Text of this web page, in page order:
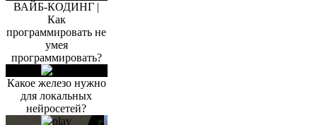
ВАЙБ-КОДИНГ |
Как
программировать не
умея
программировать?
Какое железо нужно
для локальных
нейросетей?